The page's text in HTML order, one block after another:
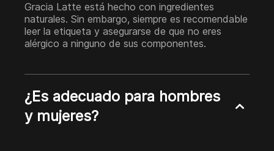
Gracia Latte está hecho con ingredientes
naturales. Sin embargo, siempre es recomendable
leer la etiqueta y asegurarse de que no eres
alérgico a ninguno de sus componentes.
¿Es adecuado para hombres
y mujeres?